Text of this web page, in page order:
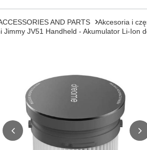
AND PARTS Akcesoria i
JV51 Handheld - Akumulator Li-Ion